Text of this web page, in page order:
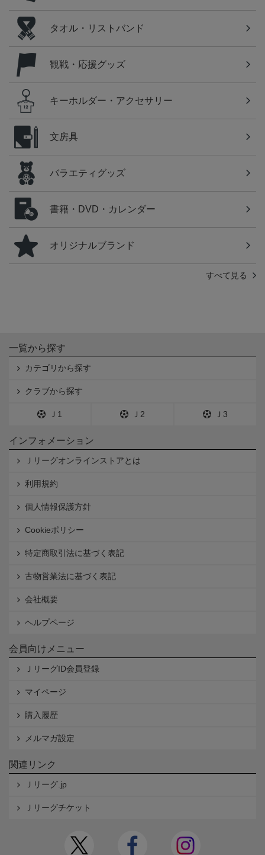
タオル・リストバンド
観戦・応援グッズ
キーホルダー・アクセサリー
文房具
バラエティグッズ
書籍・DVD・カレンダー
オリジナルブランド
すべて見る
一覧から探す
カテゴリから探す
クラブから探す
Ｊ1 Ｊ2 Ｊ3
インフォメーション
Ｊリーグオンラインストアとは
利用規約
個人情報保護方針
Cookieポリシー
特定商取引法に基づく表記
古物営業法に基づく表記
会社概要
ヘルプページ
会員向けメニュー
ＪリーグID会員登録
マイページ
購入履歴
メルマガ設定
関連リンク
Ｊリーグ.jp
Ｊリーグチケット